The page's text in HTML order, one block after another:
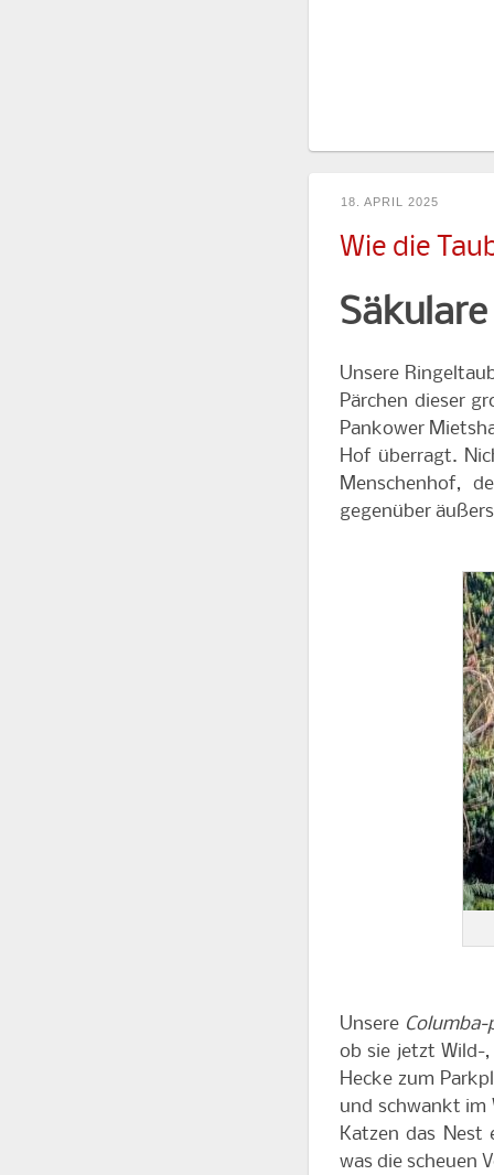
18. APRIL 2025
Wie die
Unsere
Pärchen dieser
Pankower
Hof überragt.
Menschenhof,
gegenüber
Unsere
ob sie jetzt Wild-
Hecke zum
und schwankt im
Katzen das Nest
was die scheuen